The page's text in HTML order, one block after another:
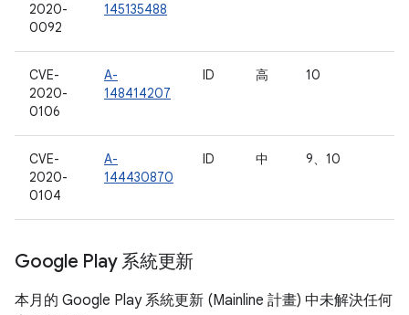
2020-
0092
145135488
CVE-
2020-
0106
A-
148414207
ID 高 10
CVE-
2020-
0104
A-
144430870
ID 中 9、10
Google Play 系統更新
本月的 Google Play 系統更新 (Mainline 計畫) 中未解決任何